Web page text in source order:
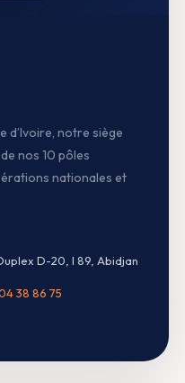
d’Ivoire, notre siège
nos 10 pôles
nationales et
D-20, I 89, Abidjan
38 86 75